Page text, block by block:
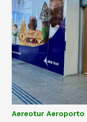
Aereotur Aeroporto